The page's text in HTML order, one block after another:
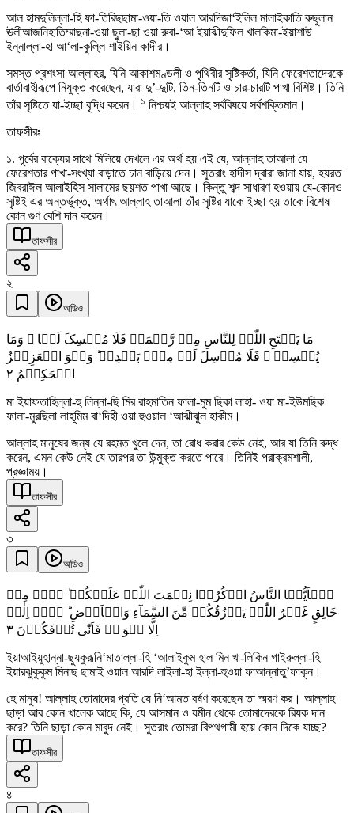
আল হামদুলিল্লা-হি ফা-তিরিছছামা-ওয়া-তি ওয়াল আরদিজা‘ইলিল মালাইকাতি রুছুলান
ঊলীআজনিহাতিম্মাছনা-ওয়া ছুলা-ছা ওয়া রুবা-‘আ ইয়াঝীদুফিল খালকিমা-ইয়াশাউ
ইন্নাল্লা-হা আ‘লা-কুল্লি শাইয়িন কাদীর।
সমস্ত প্রশংসা আল্লাহর, যিনি আকাশমণ্ডলী ও পৃথিবীর সৃষ্টিকর্তা, যিনি ফেরেশতাদেরকে
বার্তাবাহীরূপে নিযুক্ত করেছেন, যারা দু’-দুটি, তিন-তিনটি ও চার-চারটি পাখা বিশিষ্ট। তিনি
তাঁর সৃষ্টিতে যা-ইচ্ছা বৃদ্ধি করেন। ১ নিশ্চয়ই আল্লাহ সর্ববিষয়ে সর্বশক্তিমান।
তাফসীরঃ
১. পূর্বের বাক্যের সাথে মিলিয়ে দেখলে এর অর্থ হয় এই যে, আল্লাহ তাআলা যে
ফেরেশতার পাখা-সংখ্যা বাড়াতে চান বাড়িয়ে দেন। সুতরাং হাদীস দ্বারা জানা যায়, হযরত
জিবরাঈল আলাইহিস সালামের ছয়শত পাখা আছে। কিন্তু শব্দ সাধারণ হওয়ায় যে-কোনও
সৃষ্টিই এর অন্তর্ভুক্ত, অর্থাৎ আল্লাহ তাআলা তাঁর সৃষ্টির যাকে ইচ্ছা হয় তাকে বিশেষ
কোন গুণ বেশি দান করেন।
তাফসীর
২
অডিও
مَا یَفۡتَحِ اللّٰہُ لِلنَّاسِ مِنۡ رَّحۡمَۃٍ فَلَا مُمۡسِکَ لَہَا ۚ وَمَا
یُمۡسِکۡ ۙ فَلَا مُرۡسِلَ لَہٗ مِنۡۢ بَعۡدِہٖ ؕ وَہُوَ الۡعَزِیۡزُ
الۡحَکِیۡمُ ٢
মা ইয়াফতাহিল্লা-হু লিন্না-ছি মির রাহমাতিন ফালা-মুম ছিকা লাহা- ওয়া মা-ইউমছিক
ফালা-মুরছিলা লাহূমিম বা‘দিহী ওয়া হুওয়াল ‘আঝীঝুল হাকীম।
আল্লাহ মানুষের জন্য যে রহমত খুলে দেন, তা রোধ করার কেউ নেই, আর যা তিনি রুদ্ধ
করেন, এমন কেউ নেই যে তারপর তা উন্মুক্ত করতে পারে। তিনিই পরাক্রমশালী,
প্রজ্ঞাময়।
তাফসীর
৩
অডিও
یٰۤاَیُّہَا النَّاسُ اذۡکُرُوۡا نِعۡمَتَ اللّٰہِ عَلَیۡکُمۡ ؕ ہَلۡ مِنۡ
خَالِقٍ غَیۡرُ اللّٰہِ یَرۡزُقُکُمۡ مِّنَ السَّمَآءِ وَالۡاَرۡضِ ؕ لَاۤ اِلٰہَ
اِلَّا ہُوَ ۫ۖ فَاَنّٰی تُؤۡفَکُوۡنَ ٣
ইয়াআইয়ুহান্না-ছুযকুরূনি‘মাতাল্লা-হি ‘আলাইকুম হাল মিন খা-লিকিন গাইরুল্লা-হি
ইয়ারঝুকুকুম মিনাছ ছামাই ওয়াল আরদি লাইলা-হা ইল্লা-হুওয়া ফাআন্নাতু’ফাকূন।
হে মানুষ! আল্লাহ তোমাদের প্রতি যে নি‘আমত বর্ষণ করেছেন তা স্মরণ কর। আল্লাহ
ছাড়া আর কোন খালেক আছে কি, যে আসমান ও যমীন থেকে তোমাদেরকে রিযক দান
করে? তিনি ছাড়া কোন মাবুদ নেই। সুতরাং তোমরা বিপথগামী হয়ে কোন দিকে যাচ্ছ?
তাফসীর
৪